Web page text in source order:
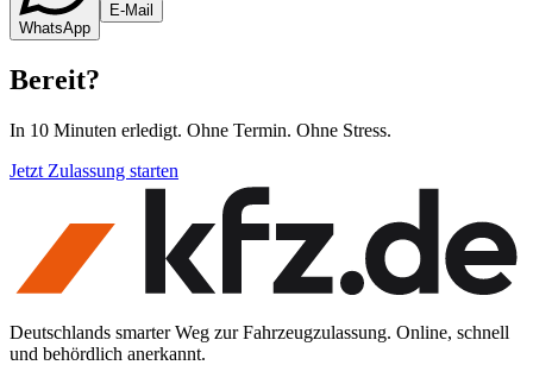
WhatsApp
E-Mail
Bereit?
In 10 Minuten erledigt. Ohne Termin. Ohne Stress.
Jetzt Zulassung starten
Deutschlands smarter Weg zur Fahrzeugzulassung. Online, schnell
und behördlich anerkannt.